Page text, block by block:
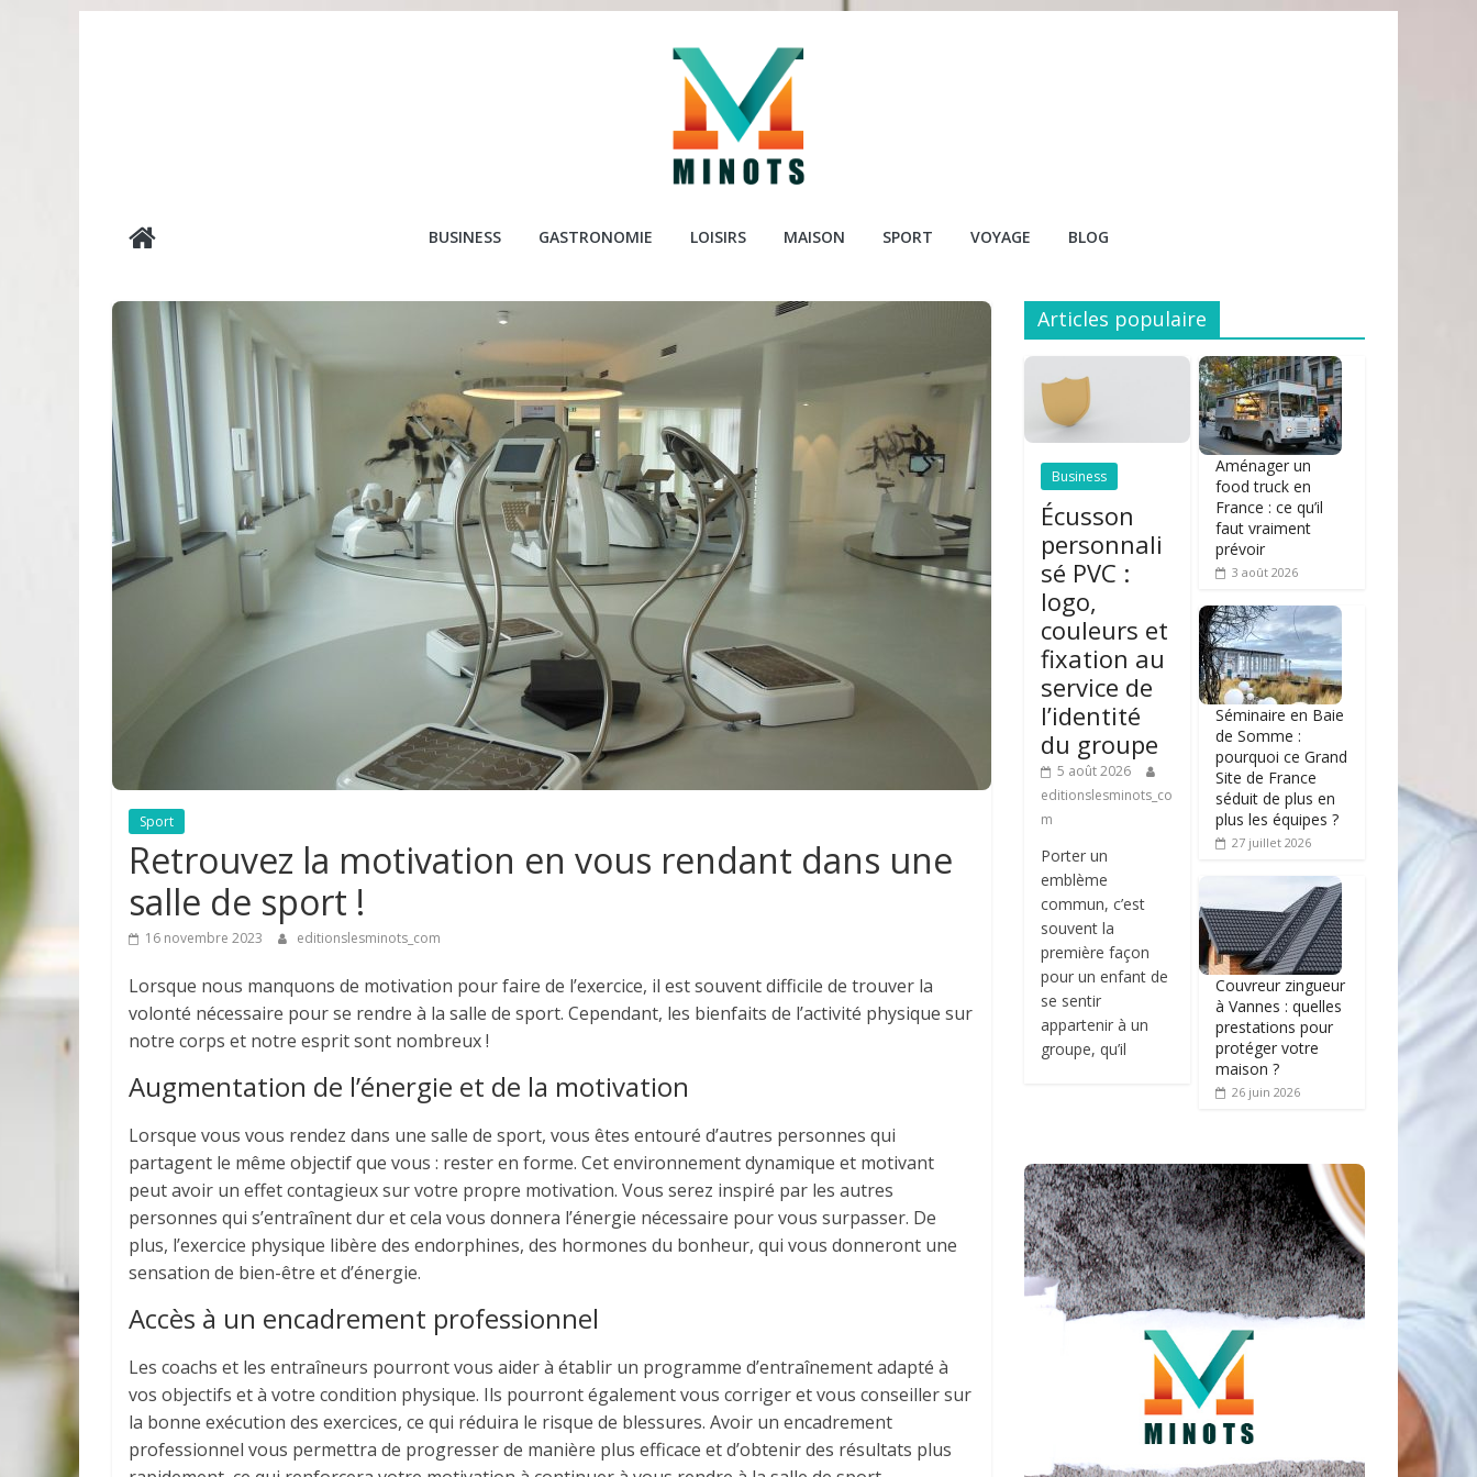
editionslesminots.com
BUSINESS GASTRONOMIE LOISIRS MAISON SPORT VOYAGE BLOG
Sport
Retrouvez la motivation en vous rendant dans une
salle de sport !
16 novembre 2023 editionslesminots_com
Lorsque nous manquons de motivation pour faire de l’exercice, il est souvent difficile de trouver la
volonté nécessaire pour se rendre à la salle de sport. Cependant, les bienfaits de l’activité physique sur
notre corps et notre esprit sont nombreux !
Augmentation de l’énergie et de la motivation
Lorsque vous vous rendez dans une salle de sport, vous êtes entouré d’autres personnes qui
partagent le même objectif que vous : rester en forme. Cet environnement dynamique et motivant
peut avoir un effet contagieux sur votre propre motivation. Vous serez inspiré par les autres
personnes qui s’entraînent dur et cela vous donnera l’énergie nécessaire pour vous surpasser. De
plus, l’exercice physique libère des endorphines, des hormones du bonheur, qui vous donneront une
sensation de bien-être et d’énergie.
Accès à un encadrement professionnel
Les coachs et les entraîneurs pourront vous aider à établir un programme d’entraînement adapté à
vos objectifs et à votre condition physique. Ils pourront également vous corriger et vous conseiller sur
la bonne exécution des exercices, ce qui réduira le risque de blessures. Avoir un encadrement
professionnel vous permettra de progresser de manière plus efficace et d’obtenir des résultats plus
Articles populaire
Business
Écusson
personnali
sé PVC :
logo,
couleurs et
fixation au
service de
l’identité
du groupe
5 août 2026
editionslesminots_co
m
Porter un
emblème
commun, c’est
souvent la
première façon
pour un enfant de
se sentir
appartenir à un
groupe, qu’il
Aménager un
food truck en
France : ce qu’il
faut vraiment
prévoir
3 août 2026
Séminaire en Baie
de Somme :
pourquoi ce Grand
Site de France
séduit de plus en
plus les équipes ?
27 juillet 2026
Couvreur zingueur
à Vannes : quelles
prestations pour
protéger votre
maison ?
26 juin 2026